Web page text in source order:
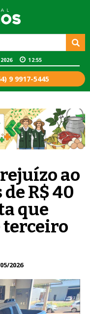
12:55
9 9917-5445
ao
R$ 40
que
terceiro
2026